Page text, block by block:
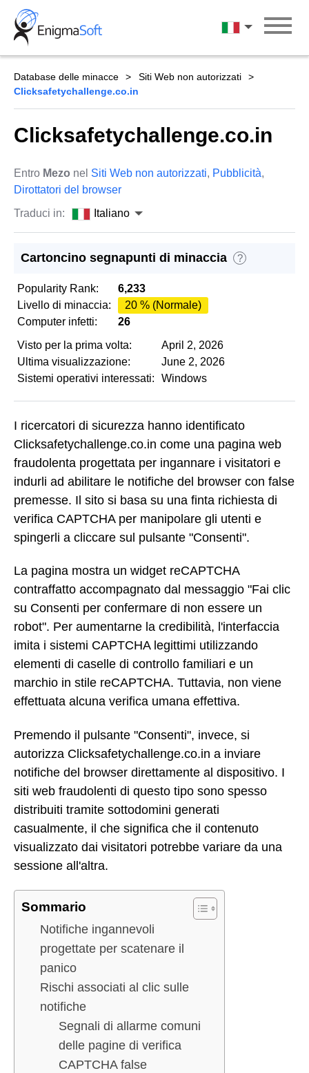
Skip
content
Italiano
Database delle minacce
Siti Web non autorizzati
Clicksafetychallenge.co.in
Clicksafetychallenge.co.in
Entro Mezo nel Siti Web non autorizzati, Pubblicità,
Dirottatori del browser
Traduci in:
Italiano
Cartoncino segnapunti di minaccia ?
Popularity Rank:
6,233
Livello di minaccia:
20 % (Normale)
Computer infetti:
26
Visto per la prima volta:
April 2, 2026
Ultima visualizzazione:
June 2, 2026
Sistemi operativi interessati:
Windows
I ricercatori di sicurezza hanno identificato
Clicksafetychallenge.co.in come una pagina web
fraudolenta progettata per ingannare i visitatori e
indurli ad abilitare le notifiche del browser con false
premesse. Il sito si basa su una finta richiesta di
verifica CAPTCHA per manipolare gli utenti e
spingerli a cliccare sul pulsante "Consenti".
La pagina mostra un widget reCAPTCHA
contraffatto accompagnato dal messaggio "Fai clic
su Consenti per confermare di non essere un
robot". Per aumentarne la credibilità, l'interfaccia
imita i sistemi CAPTCHA legittimi utilizzando
elementi di caselle di controllo familiari e un
marchio in stile reCAPTCHA. Tuttavia, non viene
effettuata alcuna verifica umana effettiva.
Premendo il pulsante "Consenti", invece, si
autorizza Clicksafetychallenge.co.in a inviare
notifiche del browser direttamente al dispositivo. I
siti web fraudolenti di questo tipo sono spesso
distribuiti tramite sottodomini generati
casualmente, il che significa che il contenuto
visualizzato dai visitatori potrebbe variare da una
sessione all'altra.
Sommario
Notifiche ingannevoli
progettate per scatenare il
panico
Rischi associati al clic sulle
notifiche
Segnali di allarme comuni
delle pagine di verifica
CAPTCHA false